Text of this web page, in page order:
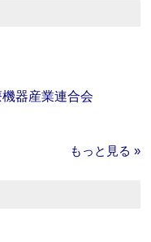
器産業連合会
もっと見る »